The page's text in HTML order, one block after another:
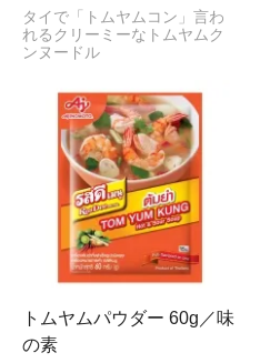
タイで「トムヤムコン」言わ
れるクリーミーなトムヤムク
ンヌードル
トムヤムパウダー 60g／味
の素